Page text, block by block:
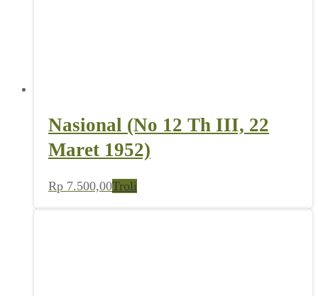
Nasional (No 12 Th III, 22
Maret 1952)
Rp 7.500,00Troli